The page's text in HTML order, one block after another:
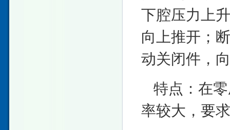
下腔压力上
向上推开；
动关闭件，
特点：在
率较大，要